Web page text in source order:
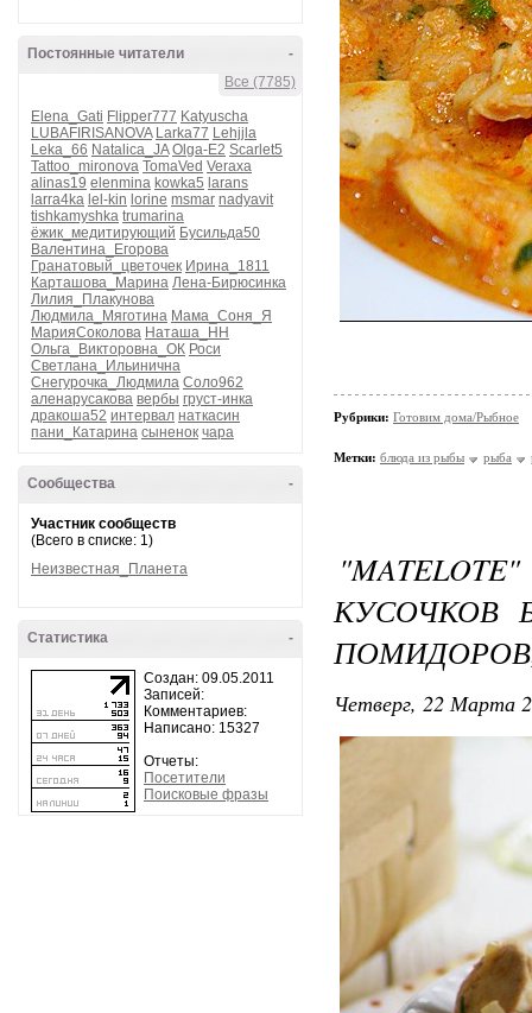
-
Постоянные читатели
Все (7785)
Elena_Gati Flipper777 Katyuscha
LUBAFIRISANOVA Larka77 Lehjjla
Leka_66 Natalica_JA Olga-E2 Scarlet5
Tattoo_mironova TomaVed Veraxa
alinas19 elenmina kowka5 larans
larra4ka lel-kin lorine msmar nadyavit
tishkamyshka trumarina
ёжик_медитирующий Бусильда50
Валентина_Егорова
Гранатовый_цветочек Ирина_1811
Карташова_Марина Лена-Бирюсинка
Лилия_Плакунова
Людмила_Мяготина Мама_Соня_Я
МарияСоколова Наташа_НН
Ольга_Викторовна_ОК Роси
Светлана_Ильинична
Снегурочка_Людмила Соло962
аленарусакова вербы груст-инка
дракоша52 интервал наткасин
пани_Катарина сыненок чара
-
Сообщества
Участник сообществ
(Всего в списке: 1)
Неизвестная_Планета
-
Статистика
Создан: 09.05.2011
Записей:
Комментариев:
Написано: 15327
Отчеты:
Посетители
Поисковые фразы
Рубрики: Готовим дома/Рыбное
Метки: блюда из рыбы рыба
КУСОЧКОВ
Четверг, 22 Марта